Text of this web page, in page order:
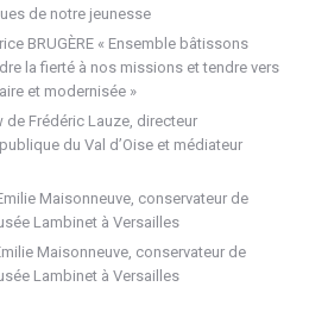
de notre jeunesse
BRUGÈRE « Ensemble bâtissons
la fierté à nos missions et tendre vers
et modernisée »
de Frédéric Lauze, directeur
du Val d’Oise et médiateur
Maisonneuve, conservateur de
Lambinet à Versailles
Maisonneuve, conservateur de
Lambinet à Versailles